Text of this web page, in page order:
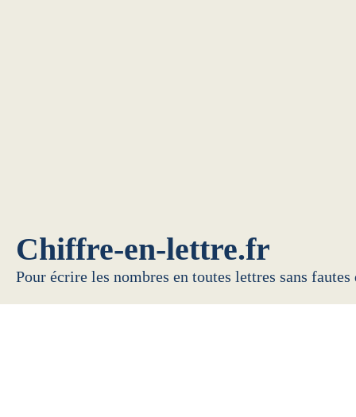
Chiffre-en-lettre.fr
Pour écrire les nombres en toutes lettres sans